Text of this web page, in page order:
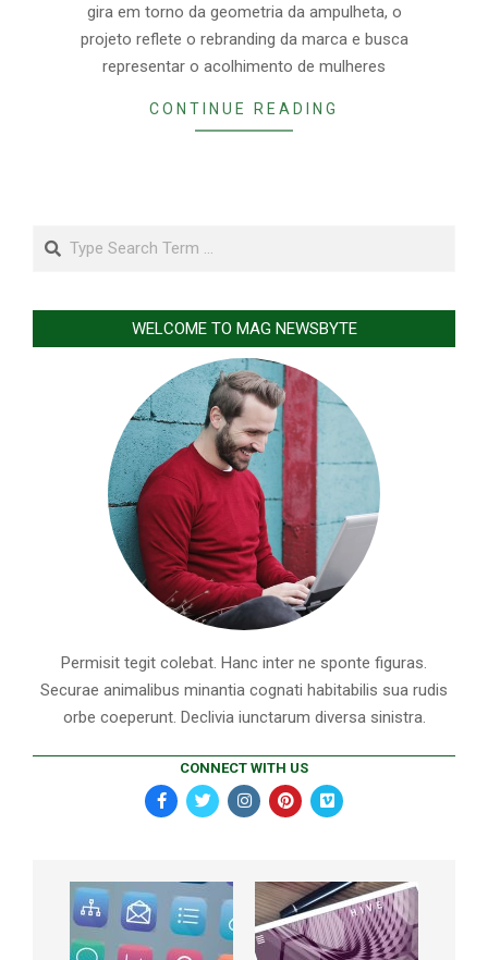
gira em torno da geometria da ampulheta, o
projeto reflete o rebranding da marca e busca
representar o acolhimento de mulheres
CONTINUE READING
Search
WELCOME TO MAG NEWSBYTE
Permisit tegit colebat. Hanc inter ne sponte figuras.
Securae animalibus minantia cognati habitabilis sua rudis
orbe coeperunt. Declivia iunctarum diversa sinistra.
CONNECT WITH US